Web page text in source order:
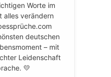
Worte im
alles verändern
deutschen
– mit
Leidenschaft
💛